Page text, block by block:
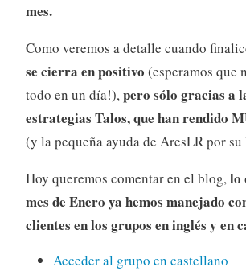
mes.
Como veremos a detalle cuando
se cierra en positivo (esperamos que
todo en un día!),pero sólo gracias a
estrategias Talos, que han rendido
(y la pequeña ayuda de AresLR por
Hoy queremos comentar en el blog,lo
mes de Enero ya hemos manejado
clientes en los grupos en inglés y en
Acceder al grupo en castellano